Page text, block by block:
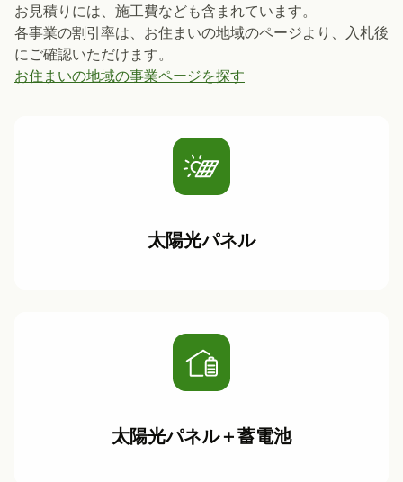
お見積りには、施工費なども含まれています。
各事業の割引率は、お住まいの地域のページより、入札後
にご確認いただけます。
お住まいの地域の事業ページを探す
太陽光パネル
太陽光パネル＋蓄電池